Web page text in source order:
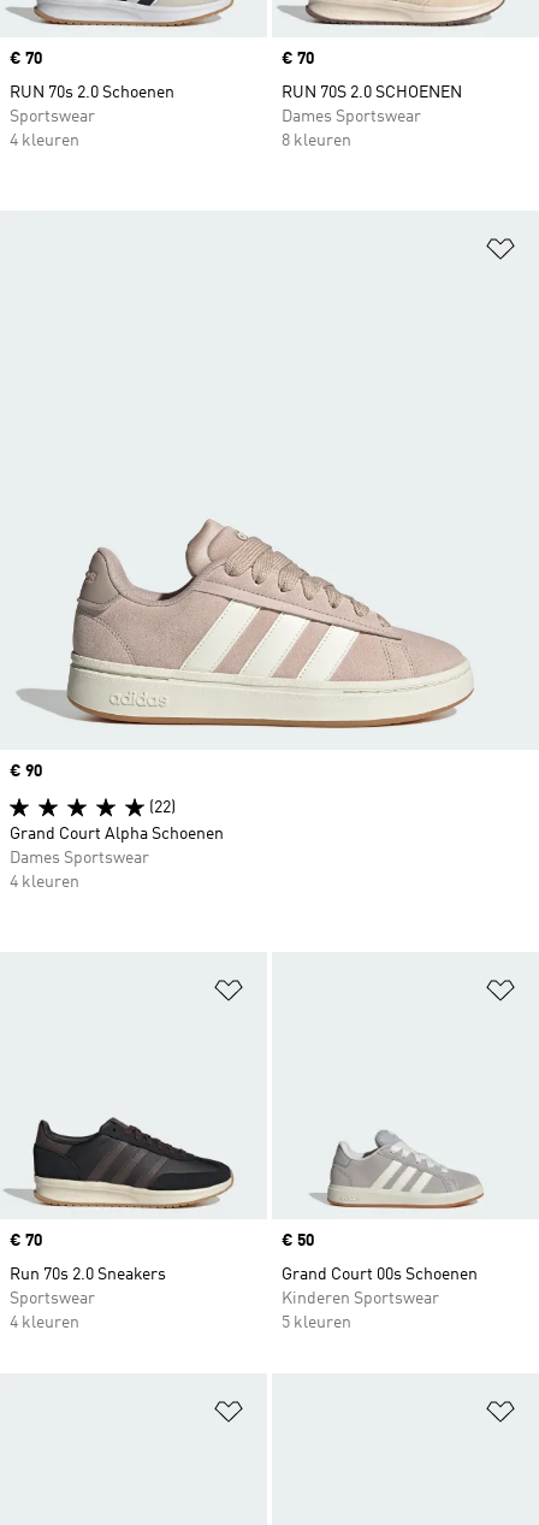
Price
€ 70
RUN 70s 2.0 Schoenen
Sportswear
4 kleuren
Price
€ 70
RUN 70S 2.0 SCHOENEN
Dames Sportswear
8 kleuren
Price
€ 70
Run 70s 2.0 Sneakers
Sportswear
4 kleuren
Price
€ 50
Grand Court 00s Schoenen
Kinderen Sportswear
5 kleuren
Price
€ 90
(22)
Grand Court Alpha Schoenen
Dames Sportswear
4 kleuren